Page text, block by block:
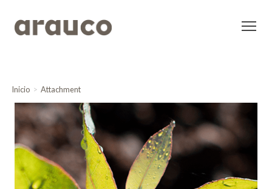
Inicio Attachment